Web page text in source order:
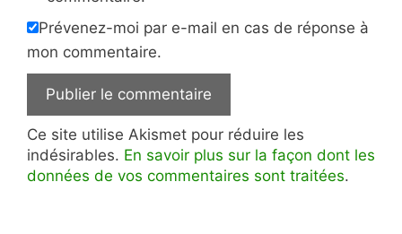
Prévenez-moi par e-mail en cas de réponse à
mon commentaire.
Ce site utilise Akismet pour réduire les
indésirables. En savoir plus sur la façon dont les
données de vos commentaires sont traitées.